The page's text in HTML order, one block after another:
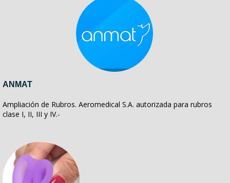
ANMAT
Ampliación de Rubros. Aeromedical S.A. autorizada para rubros
clase I, II, III y IV.-